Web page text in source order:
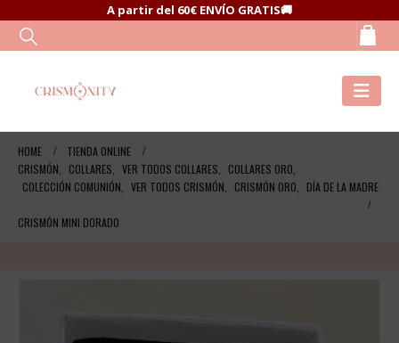
A partir del 60€ ENVÍO GRATIS🚚
HOME
TIENDA ONLINE
CRISMÓN
COLLARES VER TODOS COLLARES COLLARES ORO
COLECCIÓN COMUNIÓN
VER TODOS CRISMÓN CRISMÓN ORO DÍA DE LA MADRE
CRISMÓN MINI DORADO